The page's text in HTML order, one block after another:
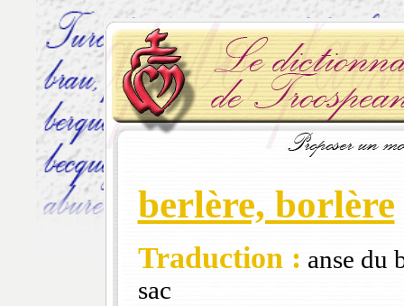
berlère, borlère
Traduction : anse du
sac